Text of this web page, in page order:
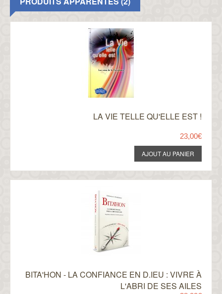
LA VIE TELLE QU'ELLE EST !
23,00€
BITA'HON - LA CONFIANCE EN D.IEU : VIVRE À
L'ABRI DE SES AILES